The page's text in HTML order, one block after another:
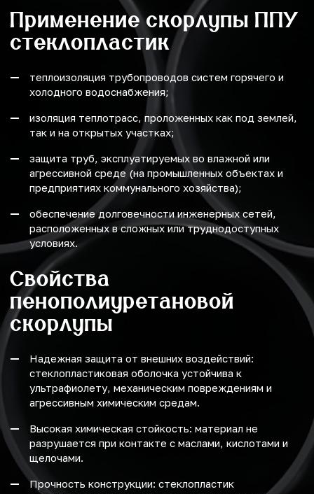
Применение скорлупы ППУ
стеклопластик
теплоизоляция трубопроводов систем горячего и
холодного водоснабжения;
изоляция теплотрасс, проложенных как под землей,
так и на открытых участках;
защита труб, эксплуатируемых во влажной или
агрессивной среде (на промышленных объектах и
предприятиях коммунального хозяйства);
обеспечение долговечности инженерных сетей,
расположенных в сложных или труднодоступных
условиях.
Свойства
пенополиуретановой
скорлупы
Надежная защита от внешних воздействий:
стеклопластиковая оболочка устойчива к
ультрафиолету, механическим повреждениям и
агрессивным химическим средам.
Высокая химическая стойкость: материал не
разрушается при контакте с маслами, кислотами и
щелочами.
Прочность конструкции: стеклопластик